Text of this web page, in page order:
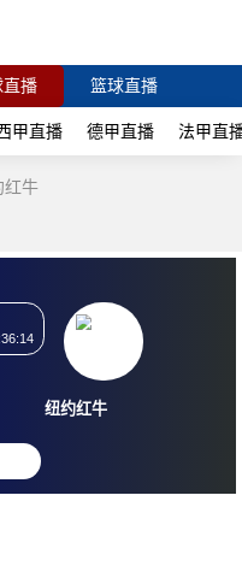
直播 篮球直播
甲直播 德甲直播 法甲直
红牛
07-31 06:36:14
: 纽约红牛